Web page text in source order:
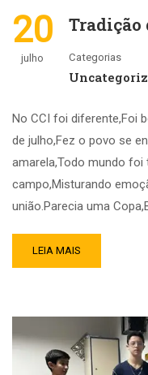
20
julho
Tradição
Categorias
No CCI foi diferente,Foi
de julho,Fez o povo se
amarela,Todo mundo
campo,Misturando
união.Parecia uma
LEIA MAIS